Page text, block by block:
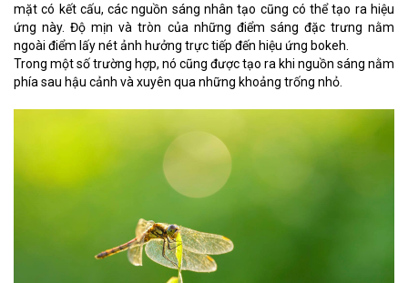
mặt có kết cấu, các nguồn sáng nhân tạo cũng có thể tạo ra hiệu
ứng này. Độ mịn và tròn của những điểm sáng đặc trưng nằm
ngoài điểm lấy nét ảnh hưởng trực tiếp đến hiệu ứng bokeh.
Trong một số trường hợp, nó cũng được tạo ra khi nguồn sáng nằm
phía sau hậu cảnh và xuyên qua những khoảng trống nhỏ.